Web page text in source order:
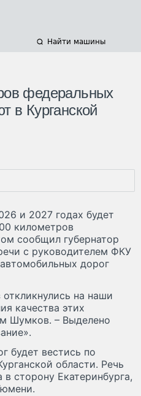
Найти машины
федеральных
в Курганской
и 2027 годах будет
километров
сообщил губернатор
с руководителем ФКУ
дорог
на наши
качества этих
Шумков. – Выделено
будет вестись по
области. Речь
в сторону Екатеринбурга,